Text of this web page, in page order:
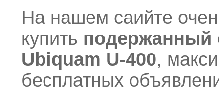
На нашем саийте
купить подержанный
Ubiquam U-400,
бесплатных